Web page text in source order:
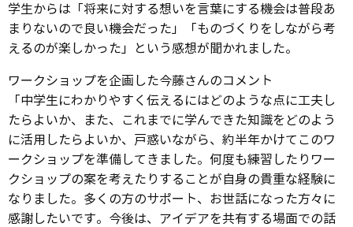
学生からは「将来に対する想いを言葉にする機会は普段あ
まりないので良い機会だった」「ものづくりをしながら考
えるのが楽しかった」という感想が聞かれました。
ワークショップを企画した今藤さんのコメント
「中学生にわかりやすく伝えるにはどのような点に工夫し
たらよいか、また、これまでに学んできた知識をどのよう
に活用したらよいか、戸惑いながら、約半年かけてこのワ
ークショップを準備してきました。何度も練習したりワー
クショップの案を考えたりすることが自身の貴重な経験に
なりました。多くの方のサポート、お世話になった方々に
感謝したいです。今後は、アイデアを共有する場面での話